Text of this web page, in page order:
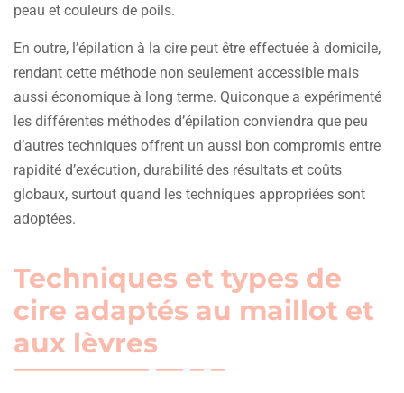
peau et couleurs de poils.
En outre, l’épilation à la cire peut être effectuée à domicile,
rendant cette méthode non seulement accessible mais
aussi économique à long terme. Quiconque a expérimenté
les différentes méthodes d’épilation conviendra que peu
d’autres techniques offrent un aussi bon compromis entre
rapidité d’exécution, durabilité des résultats et coûts
globaux, surtout quand les techniques appropriées sont
adoptées.
Techniques et types de
cire adaptés au maillot et
aux lèvres